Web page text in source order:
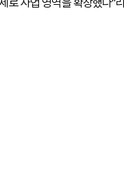
로 사업 영역을 확장했다"